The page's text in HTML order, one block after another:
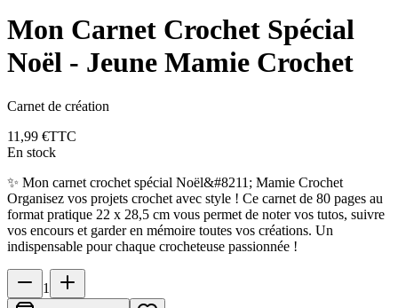
Mon Carnet Crochet Spécial
Noël - Jeune Mamie Crochet
Carnet de création
11,99 €TTC
En stock
✨ Mon carnet crochet spécial Noël&#8211; Mamie Crochet
Organisez vos projets crochet avec style ! Ce carnet de 80 pages au
format pratique 22 x 28,5 cm vous permet de noter vos tutos, suivre
vos encours et garder en mémoire toutes vos créations. Un
indispensable pour chaque crocheteuse passionnée !
1